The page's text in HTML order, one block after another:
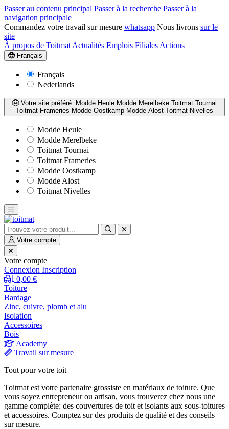
Passer au contenu principal Passer à la recherche Passer à la
navigation principale
Commandez votre travail sur mesure whatsapp Nous livrons sur le
site
À propos de Toitmat Actualités Emplois Filiales Actions
Français
Français
Nederlands
Votre site préféré: Modde Heule Modde Merelbeke Toitmat Tournai
Toitmat Frameries Modde Oostkamp Modde Alost Toitmat Nivelles
Modde Heule
Modde Merelbeke
Toitmat Tournai
Toitmat Frameries
Modde Oostkamp
Modde Alost
Toitmat Nivelles
Votre compte
Votre compte
Connexion Inscription
0,00 €
Toiture
Bardage
Zinc, cuivre, plomb et alu
Isolation
Accessoires
Bois
Academy
Travail sur mesure
Tout pour votre toit
Toitmat est votre partenaire grossiste en matériaux de toiture. Que
vous soyez entrepreneur ou artisan, vous trouverez chez nous une
gamme complète: des couvertures de toit et isolants aux sous-toitures
et accessoires. Comptez sur des produits de qualité et des conseils
sur mesure.